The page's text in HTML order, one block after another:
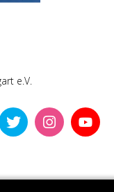
e.V.